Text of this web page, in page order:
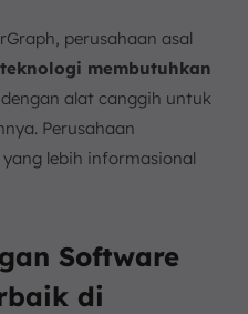
perusahaan asal
membutuhkan
dengan alat canggih untuk
Perusahaan
lebih informasional
Software
di